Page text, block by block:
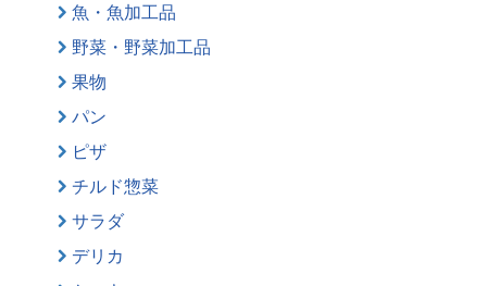
魚・魚加工品
野菜・野菜加工品
果物
パン
ピザ
チルド惣菜
サラダ
デリカ